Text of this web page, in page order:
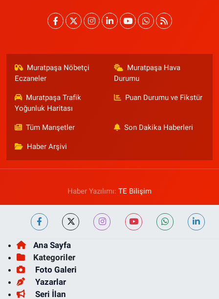
Muratpaşa Nöbetçi
Eczaneler
Muratpaşa Hava
Durumu
Muratpaşa Trafik
Yoğunluk Haritası
Puan Durumu ve Fikstür
Tüm Manşetler Son Dakika Haberleri
Haber Arşivi
Haber Yazılımı: TE Bilişim
Ana Sayfa
Kategoriler
Foto Galeri
Yazarlar
Seri İlan